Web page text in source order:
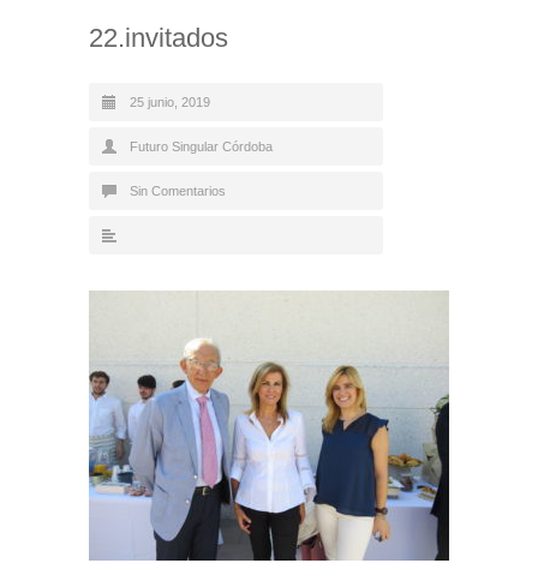
22.invitados
25 junio, 2019
Futuro Singular Córdoba
Sin Comentarios